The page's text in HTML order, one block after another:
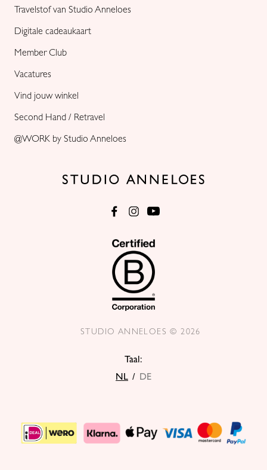
Travelstof van Studio Anneloes
Digitale cadeaukaart
Member Club
Vacatures
Vind jouw winkel
Second Hand / Retravel
@WORK by Studio Anneloes
Taal:
NL / DE
STUDIO ANNELOES © 2026